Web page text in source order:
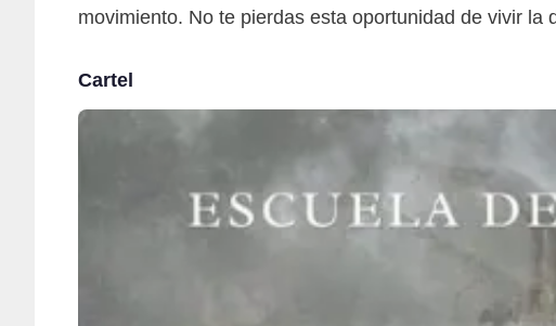
movimiento. No te pierdas esta oportunidad de vivir
Cartel